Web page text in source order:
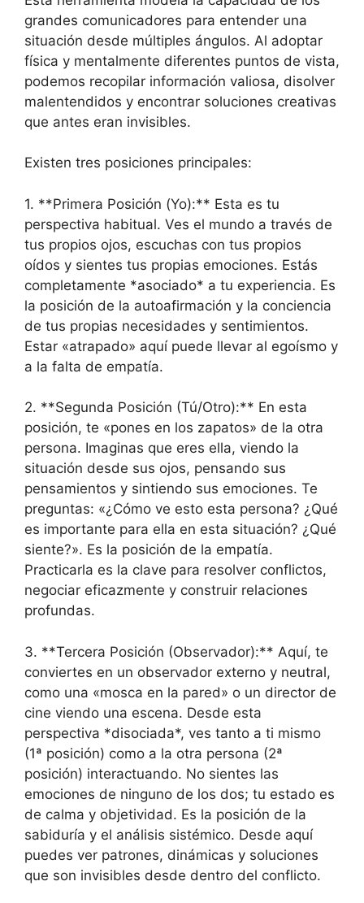
grandes comunicadores para entender una
situación desde múltiples ángulos. Al adoptar
física y mentalmente diferentes puntos de vista,
podemos recopilar información valiosa, disolver
malentendidos y encontrar soluciones creativas
que antes eran invisibles.
Existen tres posiciones principales:
1. **Primera Posición (Yo):** Esta es tu
perspectiva habitual. Ves el mundo a través de
tus propios ojos, escuchas con tus propios
oídos y sientes tus propias emociones. Estás
completamente *asociado* a tu experiencia. Es
la posición de la autoafirmación y la conciencia
de tus propias necesidades y sentimientos.
Estar «atrapado» aquí puede llevar al egoísmo y
a la falta de empatía.
2. **Segunda Posición (Tú/Otro):** En esta
posición, te «pones en los zapatos» de la otra
persona. Imaginas que eres ella, viendo la
situación desde sus ojos, pensando sus
pensamientos y sintiendo sus emociones. Te
preguntas: «¿Cómo ve esto esta persona? ¿Qué
es importante para ella en esta situación? ¿Qué
siente?». Es la posición de la empatía.
Practicarla es la clave para resolver conflictos,
negociar eficazmente y construir relaciones
profundas.
3. **Tercera Posición (Observador):** Aquí, te
conviertes en un observador externo y neutral,
como una «mosca en la pared» o un director de
cine viendo una escena. Desde esta
perspectiva *disociada*, ves tanto a ti mismo
(1ª posición) como a la otra persona (2ª
posición) interactuando. No sientes las
emociones de ninguno de los dos; tu estado es
de calma y objetividad. Es la posición de la
sabiduría y el análisis sistémico. Desde aquí
puedes ver patrones, dinámicas y soluciones
que son invisibles desde dentro del conflicto.